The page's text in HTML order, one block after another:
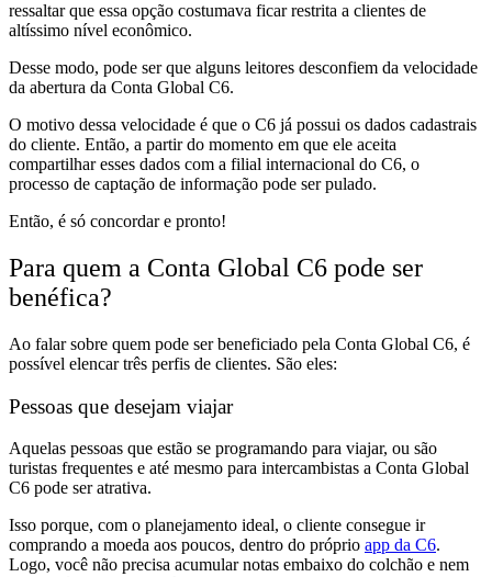
ressaltar que essa opção costumava ficar restrita a clientes de
altíssimo nível econômico.
Desse modo, pode ser que alguns leitores desconfiem da velocidade
da abertura da Conta Global C6.
O motivo dessa velocidade é que o C6 já possui os dados cadastrais
do cliente. Então, a partir do momento em que ele aceita
compartilhar esses dados com a filial internacional do C6, o
processo de captação de informação pode ser pulado.
Então, é só concordar e pronto!
Para quem a Conta Global C6 pode ser
benéfica?
Ao falar sobre quem pode ser beneficiado pela Conta Global C6, é
possível elencar três perfis de clientes. São eles:
Pessoas que desejam viajar
Aquelas pessoas que estão se programando para viajar, ou são
turistas frequentes e até mesmo para intercambistas a Conta Global
C6 pode ser atrativa.
Isso porque, com o planejamento ideal, o cliente consegue ir
comprando a moeda aos poucos, dentro do próprio app da C6.
Logo, você não precisa acumular notas embaixo do colchão e nem